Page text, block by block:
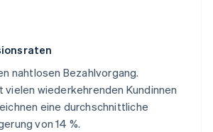
nahtlosen Bezahlvorgang.
vielen wiederkehrenden Kundinnen
eine durchschnittliche
von 14 %.